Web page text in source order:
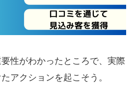
性がわかったところで、実際
アクションを起こそう。